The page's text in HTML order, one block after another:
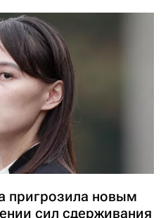
пригрозила новым
сил сдерживания